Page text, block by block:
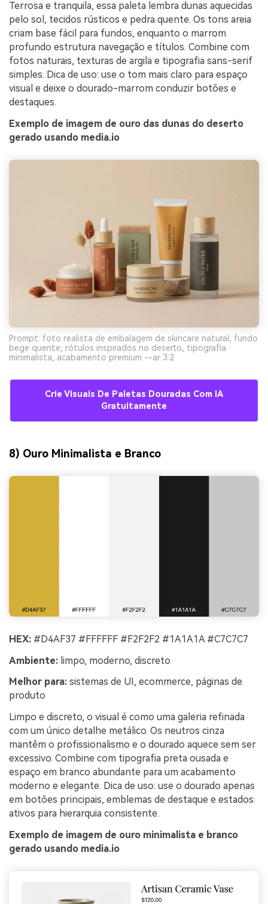
Terrosa e tranquila, essa paleta lembra dunas aquecidas
pelo sol, tecidos rústicos e pedra quente. Os tons areia
criam base fácil para fundos, enquanto o marrom
profundo estrutura navegação e títulos. Combine com
fotos naturais, texturas de argila e tipografia sans-serif
simples. Dica de uso: use o tom mais claro para espaço
visual e deixe o dourado-marrom conduzir botões e
destaques.
Exemplo de imagem de ouro das dunas do deserto
gerado usando media.io
Prompt: foto realista de embalagem de skincare natural, fundo
bege quente, rótulos inspirados no deserto, tipografia
minimalista, acabamento premium --ar 3:2
Crie Visuais De Paletas Douradas Com IA
Gratuitamente
8) Ouro Minimalista e Branco
HEX: #D4AF37 #FFFFFF #F2F2F2 #1A1A1A #C7C7C7
Ambiente: limpo, moderno, discreto
Melhor para: sistemas de UI, ecommerce, páginas de
produto
Limpo e discreto, o visual é como uma galeria refinada
com um único detalhe metálico. Os neutros cinza
mantêm o profissionalismo e o dourado aquece sem ser
excessivo. Combine com tipografia preta ousada e
espaço em branco abundante para um acabamento
moderno e elegante. Dica de uso: use o dourado apenas
em botões principais, emblemas de destaque e estados
ativos para hierarquia consistente.
Exemplo de imagem de ouro minimalista e branco
gerado usando media.io